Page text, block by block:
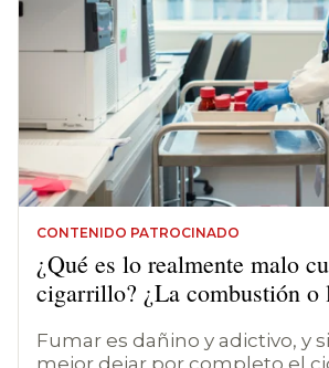
CONTENIDO PATROCINADO
¿Qué es lo realmente malo
cigarrillo? ¿La combustión o
Fumar es dañino y adictivo, y